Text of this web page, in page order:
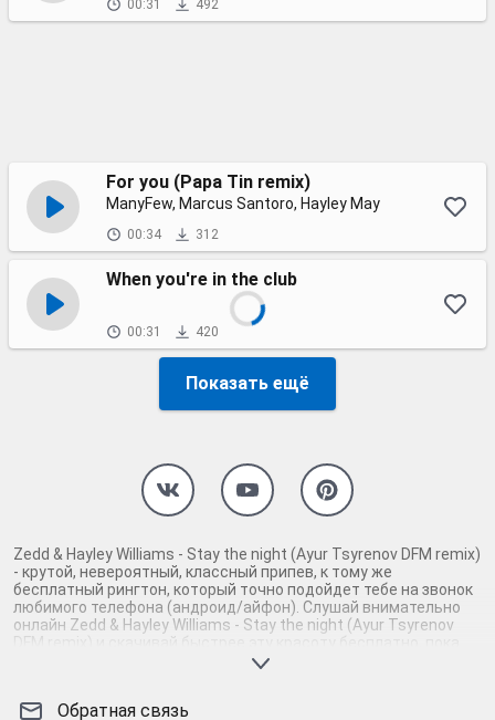
00:31 492
For you (Papa Tin remix)
ManyFew, Marcus Santoro, Hayley May
00:34 312
When you're in the club
00:31 420
Показать ещё
Zedd & Hayley Williams - Stay the night (Ayur Tsyrenov DFM remix)
- крутой, невероятный, классный припев, к тому же
бесплатный рингтон, который точно подойдет тебе на звонок
любимого телефона (андроид/айфон). Слушай внимательно
онлайн Zedd & Hayley Williams - Stay the night (Ayur Tsyrenov
DFM remix) и скачивай быстрее эту красоту бесплатно, пока
нарезка любимой песни не играет шикарной мелодией у
гармоничное звучание припева Zedd & Hayley Williams - Stay
Обратная связь